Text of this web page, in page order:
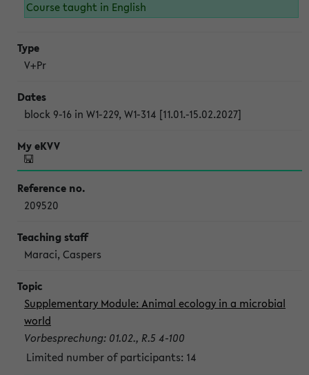
Course taught in English
V+Pr
block 9-16 in W1-229, W1-314 [11.01.-15.02.2027]
209520
Maraci, Caspers
Supplementary Module: Animal ecology in a microbial
world
Vorbesprechung: 01.02., R.5 4-100
Limited number of participants: 14